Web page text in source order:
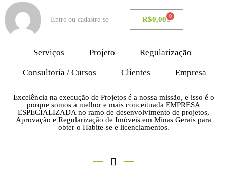
Entre ou cadastre-se R$0,00 0
Serviços Projeto Regularização
Consultoria / Cursos Clientes Empresa
Excelência na execução de Projetos é a nossa missão, e isso é o
porque somos a melhor e mais conceituada EMPRESA
ESPECIALIZADA no ramo de desenvolvimento de projetos,
Aprovação e Regularização de Imóveis em Minas Gerais para
obter o Habite-se e licenciamentos.